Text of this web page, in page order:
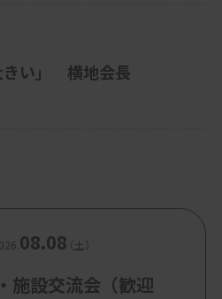
きい」 横地会長
08.08（土）
施設交流会（歓迎